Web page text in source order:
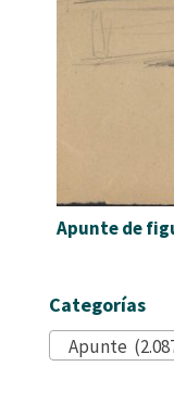
Apunte de
Categorías
Apunte